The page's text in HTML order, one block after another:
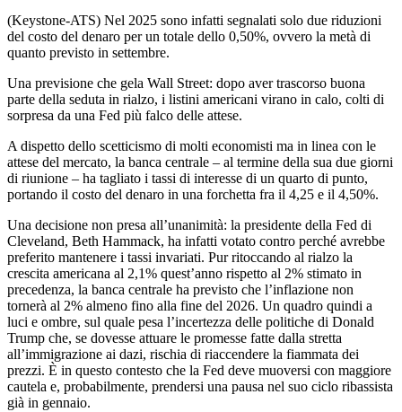
(Keystone-ATS) Nel 2025 sono infatti segnalati solo due riduzioni
del costo del denaro per un totale dello 0,50%, ovvero la metà di
quanto previsto in settembre.
Una previsione che gela Wall Street: dopo aver trascorso buona
parte della seduta in rialzo, i listini americani virano in calo, colti di
sorpresa da una Fed più falco delle attese.
A dispetto dello scetticismo di molti economisti ma in linea con le
attese del mercato, la banca centrale – al termine della sua due giorni
di riunione – ha tagliato i tassi di interesse di un quarto di punto,
portando il costo del denaro in una forchetta fra il 4,25 e il 4,50%.
Una decisione non presa all’unanimità: la presidente della Fed di
Cleveland, Beth Hammack, ha infatti votato contro perché avrebbe
preferito mantenere i tassi invariati. Pur ritoccando al rialzo la
crescita americana al 2,1% quest’anno rispetto al 2% stimato in
precedenza, la banca centrale ha previsto che l’inflazione non
tornerà al 2% almeno fino alla fine del 2026. Un quadro quindi a
luci e ombre, sul quale pesa l’incertezza delle politiche di Donald
Trump che, se dovesse attuare le promesse fatte dalla stretta
all’immigrazione ai dazi, rischia di riaccendere la fiammata dei
prezzi. È in questo contesto che la Fed deve muoversi con maggiore
cautela e, probabilmente, prendersi una pausa nel suo ciclo ribassista
già in gennaio.